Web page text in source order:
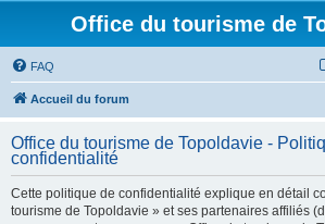
Office du tourisme de
FAQ
Accueil du forum
Office du tourisme de Topoldavie -
confidentialité
Cette politique de confidentialité explique en détail
tourisme de Topoldavie » et ses partenaires affiliés